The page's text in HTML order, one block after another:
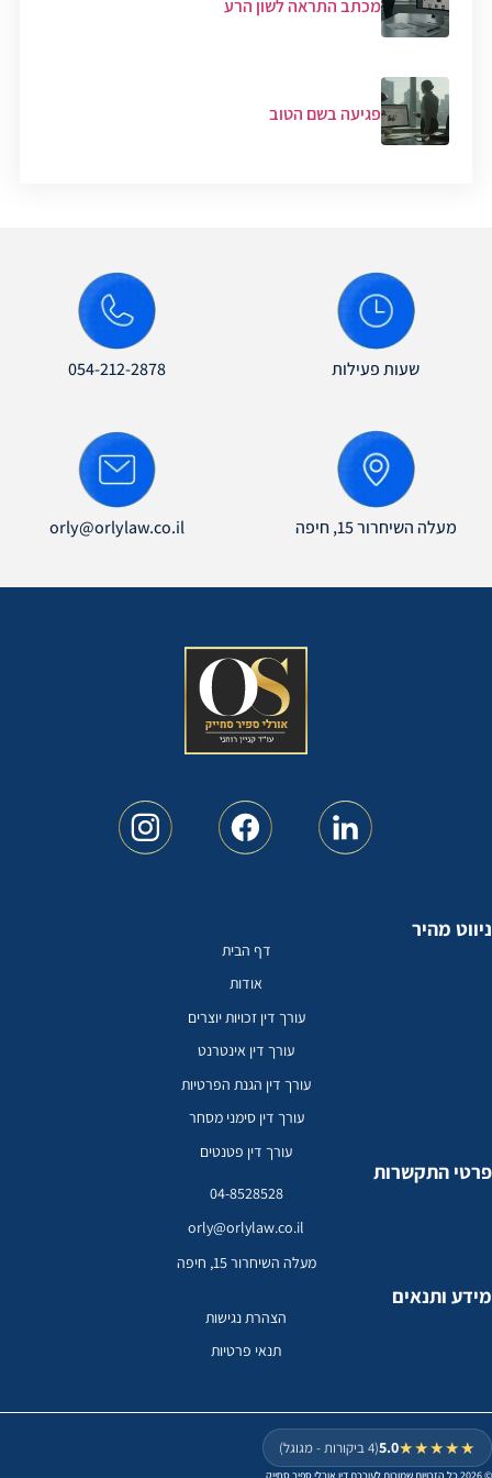
מכתב התראה לשון הרע
פגיעה בשם הטוב
שעות פעילות 054-212-2878
מעלה השיחרור 15, חיפה orly@orlylaw.co.il
מהיר
דף הבית
אודות
עורך דין זכויות יוצרים
עורך דין אינטרנט
עורך דין הגנת הפרטיות
עורך דין סימני מסחר
עורך דין פטנטים
ותנאים
הצהרת נגישות
תנאי פרטיות
התקשרות
04-8528528
orly@orlylaw.co.il
מעלה השיחרור 15, חיפה
5.0(4 ביקורות - מגוגל)